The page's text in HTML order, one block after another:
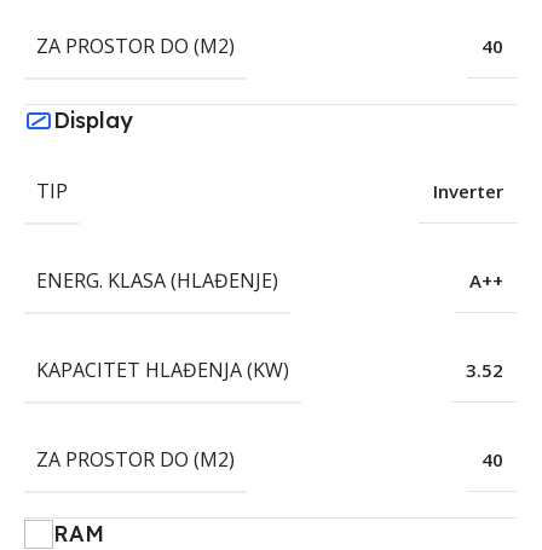
ZA PROSTOR DO (M2) 40
Display
TIP Inverter
ENERG. KLASA (HLAĐENJE) A++
KAPACITET HLAĐENJA (KW) 3.52
ZA PROSTOR DO (M2) 40
RAM